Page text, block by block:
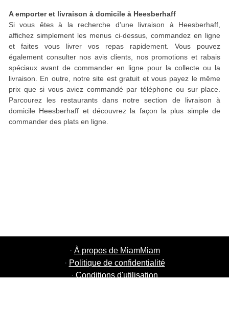
A emporter et livraison à domicile à Heesberhaff
Si vous êtes à la recherche d'une livraison à Heesberhaff,
affichez simplement les menus ci-dessus, commandez en ligne
et faites vous livrer vos repas rapidement. Vous pouvez
également consulter nos avis clients, nos promotions et rabais
spéciaux avant de commander en ligne pour la collecte ou la
livraison. En outre, notre site est gratuit et vous payez le même
prix que si vous aviez commandé par téléphone ou sur place.
Parcourez les restaurants dans notre section de livraison à
domicile Heesberhaff et découvrez la façon la plus simple de
commander des plats en ligne.
· À propos de MiamMiam
· Politique de confidentialité
· Conditions d'utilisation